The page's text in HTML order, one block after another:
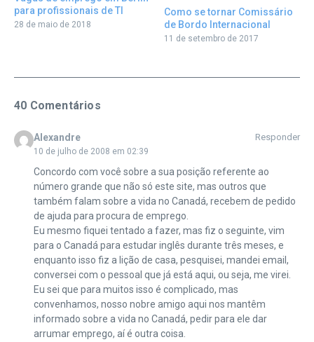
para profissionais de TI
28 de maio de 2018
Como se tornar Comissário
de Bordo Internacional
11 de setembro de 2017
40 Comentários
Alexandre
10 de julho de 2008 em 02:39
Responder
Concordo com você sobre a sua posição referente ao
número grande que não só este site, mas outros que
também falam sobre a vida no Canadá, recebem de pedido
de ajuda para procura de emprego.
Eu mesmo fiquei tentado a fazer, mas fiz o seguinte, vim
para o Canadá para estudar inglês durante três meses, e
enquanto isso fiz a lição de casa, pesquisei, mandei email,
conversei com o pessoal que já está aqui, ou seja, me virei.
Eu sei que para muitos isso é complicado, mas
convenhamos, nosso nobre amigo aqui nos mantêm
informado sobre a vida no Canadá, pedir para ele dar
arrumar emprego, aí é outra coisa.